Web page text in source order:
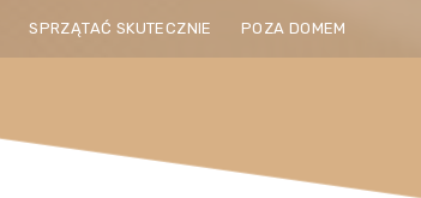
SPRZĄTAĆ SKUTECZNIE POZA DOMEM